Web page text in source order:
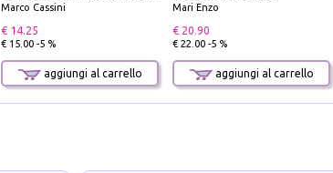
Marco Cassini
€ 14.25
€ 15.00 -5 %
aggiungi al carrello
Mari Enzo
€ 20.90
€ 22.00 -5 %
aggiungi al carrello